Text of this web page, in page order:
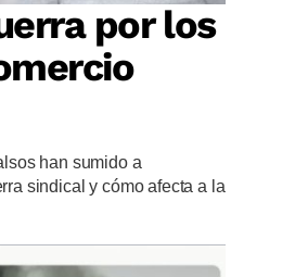
por los
han sumido a
sindical y cómo afecta a la